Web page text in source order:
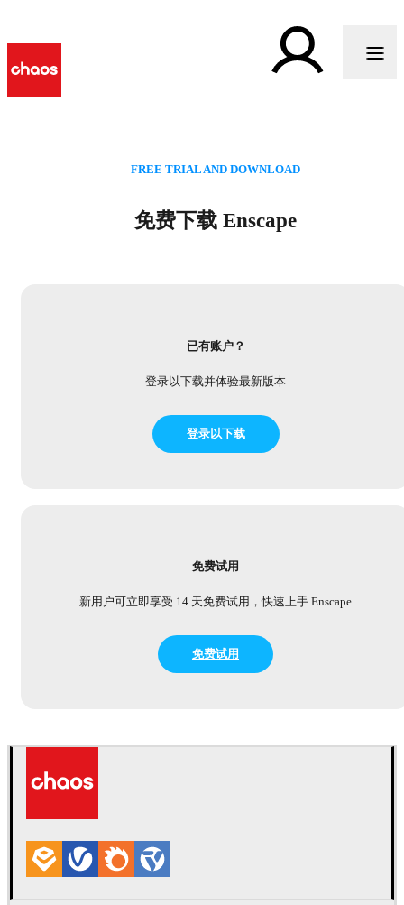
免费下载 Enscape
FREE TRIAL AND DOWNLOAD
已有账户？
登录以下载并体验最新版本
登录以下载
免费试用
新用户可立即享受 14 天免费试用，快速上手 Enscape
免费试用